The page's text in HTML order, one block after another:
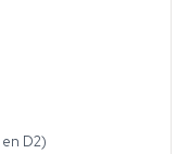
D2)